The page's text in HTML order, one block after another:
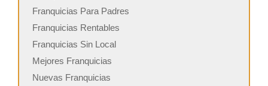
Franquicias Para Padres
Franquicias Rentables
Franquicias Sin Local
Mejores Franquicias
Nuevas Franquicias